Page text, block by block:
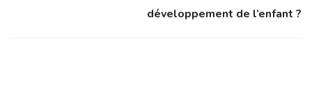
développement de l’enfant ?